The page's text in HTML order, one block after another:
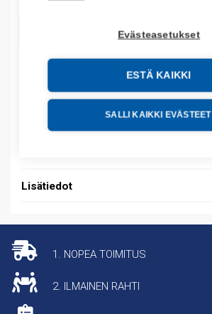
Evästeasetukset
ESTÄ KAIKKI
SALLI KAIKKI EVÄSTEET
LISÄÄ OSTOSKORIIN
Tuotekoodit
Tilauskoodi: 1719PSDC
Lisätiedot
1. NOPEA TOIMITUS
2. ILMAINEN RAHTI